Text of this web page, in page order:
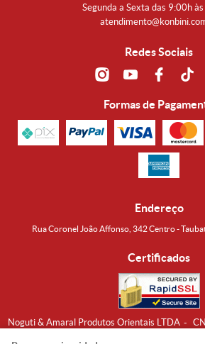
Segunda a Sexta das 9:00h
Redes Sociais
Formas de
Endereço
Rua Coronel João Affonso, 342 Centro -
Certificados
Noguti & Amaral Produtos Orientais LTDA